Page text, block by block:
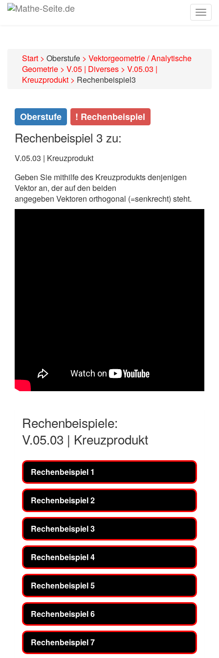
Start > Oberstufe > Vektorgeometrie / Analytische
Geometrie > V.05 | Diverses > V.05.03 |
Kreuzprodukt > Rechenbeispiel3
Oberstufe ! Rechenbeispiel
Rechenbeispiel 3 zu:
V.05.03 | Kreuzprodukt
Geben Sie mithilfe des Kreuzprodukts denjenigen
Vektor an, der auf den beiden
angegeben Vektoren orthogonal (=senkrecht) steht.
Rechenbeispiele:
V.05.03 | Kreuzprodukt
Rechenbeispiel 1
Rechenbeispiel 2
Rechenbeispiel 3
Rechenbeispiel 4
Rechenbeispiel 5
Rechenbeispiel 6
Rechenbeispiel 7